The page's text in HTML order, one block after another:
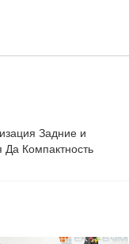
Задние и
Компактность